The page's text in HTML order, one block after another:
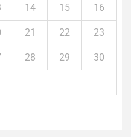
14 15 16
21 22 23
28 29 30